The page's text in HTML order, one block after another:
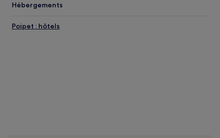
Hébergements
Poipet : hôtels